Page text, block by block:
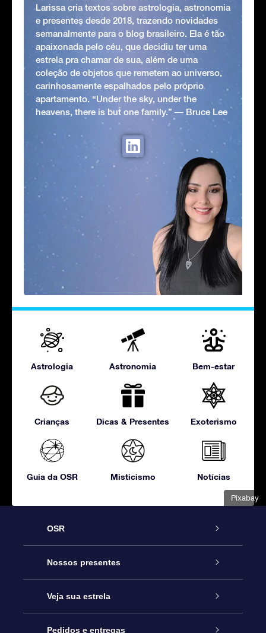
Pixabay
Larissa cria textos sobre astrologia, astronomia
e presentes desde 2018, trazendo novidades
semanalmente para o blog brasileiro. Ela é tão
apaixonada pelo céu, que decidiu ter uma
estrela pra chamar de sua, além de uma
coleção de objetos que remetem ao universo,
carinhosamente espalhados pelo próprio
apartamento. “Under the sky, under the
heavens, there is but one family.” ― Bruce Lee
Astrologia Astronomia Bem-estar
Crianças Dicas & Presentes Exoterismo
Guia da OSR Misticismo Notícias
OSR
Serviço
Entre em contato conosco
Blog
Nossos presentes
Presente estrelar on-line
Pacote de presente da OSR
Veja sua estrela
Star Register
Pedidos e entregas